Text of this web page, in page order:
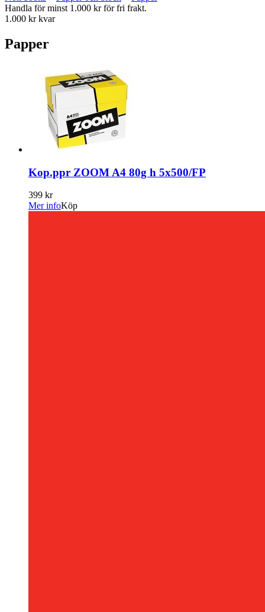
Handla för minst 1.000 kr för fri frakt.
1.000 kr kvar
Papper
Kop.ppr ZOOM A4 80g h 5x500/FP
399 kr
Mer infoKöp